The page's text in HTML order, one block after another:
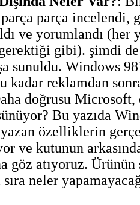
parça incelendi,
ve yorumlandı (her
gibi). şimdi
sunuldu. Windows
kadar reklamdan
doğrusu
Bu yazıda
yazan özelliklerin
ve kutunun
göz atıyoruz.
neler